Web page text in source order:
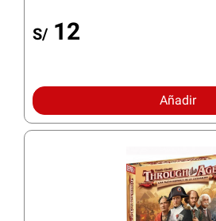
S/ 12
Añadir